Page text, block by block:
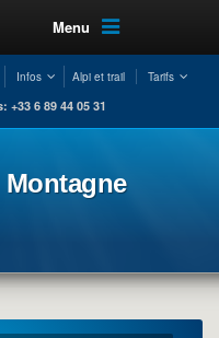
Menu
Infos Alpi et trail Tarifs
+33 6 89 44 05 31